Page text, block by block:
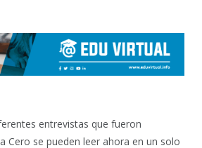
entrevistas que fueron
Cero se pueden leer ahora en un solo